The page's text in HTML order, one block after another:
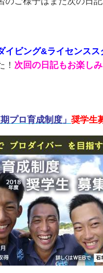
イビング&ライセンスス
！ 次回の日記もお楽し
プロ育成制度」 奨学生